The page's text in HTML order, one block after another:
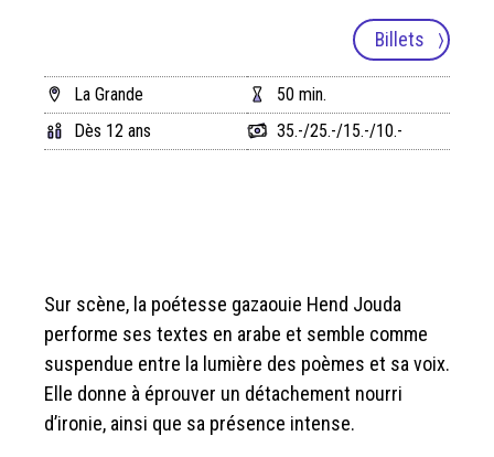
Sur scène, la poétesse gazaouie Hend Jouda
performe ses textes en arabe et semble comme
suspendue entre la lumière des poèmes et sa voix.
Elle donne à éprouver un détachement nourri
d’ironie, ainsi que sa présence intense.
Billets
La Grande
50 min.
Dès 12 ans
35.-/25.-/15.-/10.-